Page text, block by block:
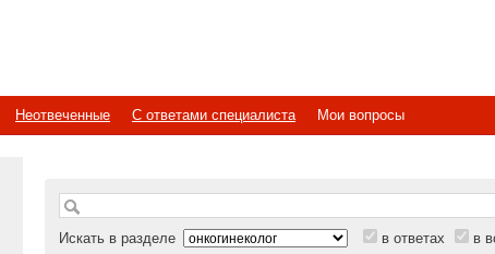
Неотвеченные С ответами специалиста Мои вопросы
Искать в разделе в ответах в